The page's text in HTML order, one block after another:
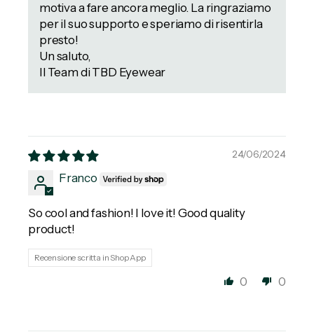
motiva a fare ancora meglio. La ringraziamo
per il suo supporto e speriamo di risentirla
presto!
Un saluto,
Il Team di TBD Eyewear
24/06/2024
Franco
So cool and fashion! I love it! Good quality
product!
Recensione scritta in Shop App
0 0